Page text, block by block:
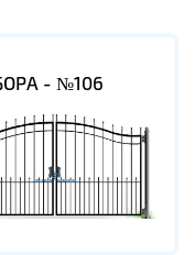
- №106